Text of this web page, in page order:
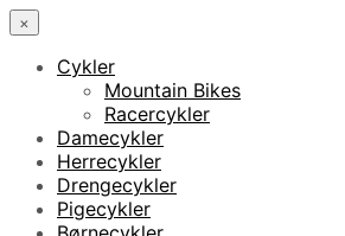
×
Cykler
Mountain Bikes
Racercykler
Damecykler
Herrecykler
Drengecykler
Pigecykler